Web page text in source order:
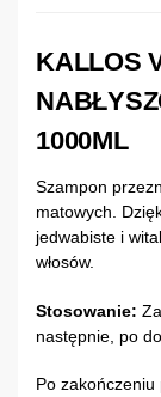
KALLOS
1000ML
Szampon
matowych.
jedwabiste i
włosów.
Stosowanie:
następnie, po
Po zakończeniu